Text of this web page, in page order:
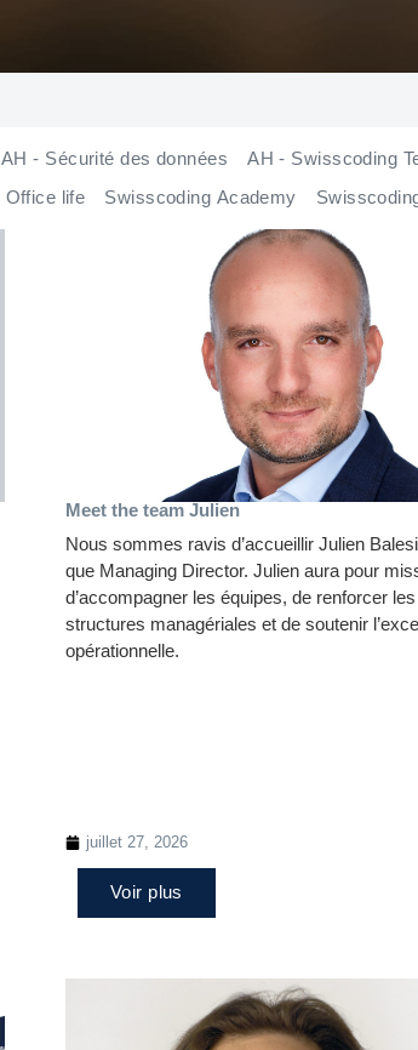
AH - Sécurité des données AH - Swisscoding
Office life
Swisscoding Academy
Meet the team Julien
Nous sommes ravis d’accueillir Julien
que Managing Director. Julien aura pour
d’accompagner les équipes, de renforcer les
structures managériales et de soutenir
opérationnelle.
juillet 27, 2026
Voir plus